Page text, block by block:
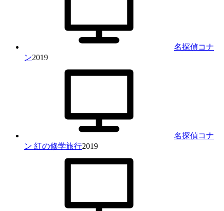
名探偵コナ
ン2019
名探偵コナ
ン 紅の修学旅行2019